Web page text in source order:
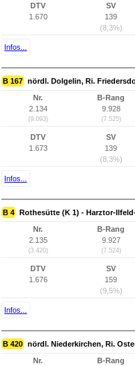
DTV
1.670
SV
139
(8,3%)
Infos...
B 167 nördl. Dolgelin, Ri.
Nr.
2.134
(9.093)
B-Rang
9.928
(7.525)
DTV
1.673
SV
139
(8,3%)
Infos...
B 4 Rothesütte (K 1) - Harztor-
Nr.
2.135
(3.420)
B-Rang
9.927
(7.524)
DTV
1.676
SV
159
(9,5%)
Infos...
B 420 nördl. Niederkirchen, Ri.
Nr.
B-Rang